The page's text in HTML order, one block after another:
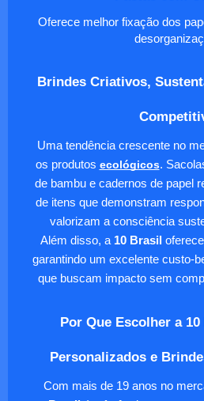
Oferece melhor fixação dos
Brindes Criativos,
Uma tendência crescente no
os produtos ecológicos.
de bambu e cadernos de papel
de itens que demonstram
valorizam a consciência
Além disso, a 10 Brasil
garantindo um excelente custo-
que buscam impacto sem
Por Que Escolher a
Personalizados e
Com mais de 19 anos no